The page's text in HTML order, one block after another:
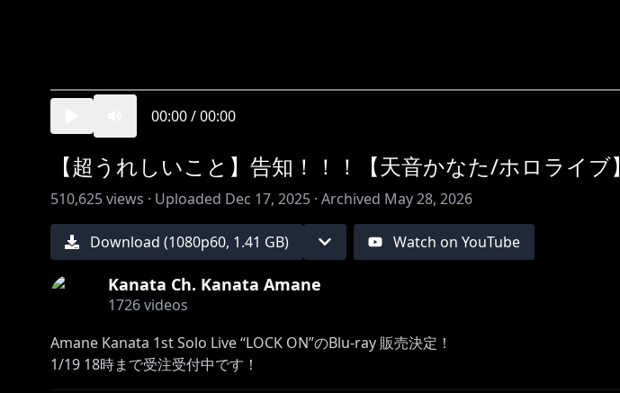
00:00/00:00
【超うれしいこと】告知！！！【天音かなた/ホロライブ】
510,625views · Uploaded Dec 17, 2025 · Archived May 28, 2026
Download (1080p60, 1.41 GB) Watch on YouTube
Kanata Ch. Kanata Amane
1726videos
Amane Kanata 1st Solo Live “LOCK ON”のBlu-ray 販売決定！
https://shop.hololivepro.com/products/amanekanata_1stsololive_lockon_bluray